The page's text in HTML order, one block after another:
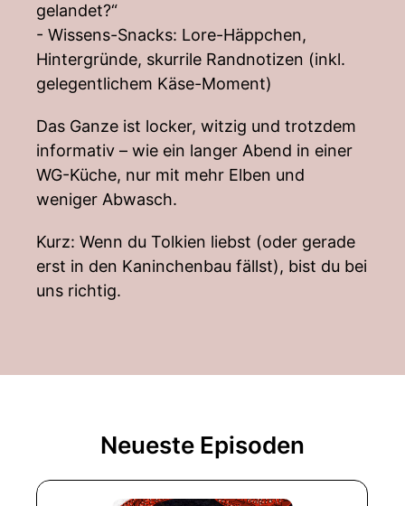
gelandet?“
- Wissens-Snacks: Lore-Häppchen,
Hintergründe, skurrile Randnotizen (inkl.
gelegentlichem Käse-Moment)
Das Ganze ist locker, witzig und trotzdem
informativ – wie ein langer Abend in einer
WG-Küche, nur mit mehr Elben und
weniger Abwasch.
Kurz: Wenn du Tolkien liebst (oder gerade
erst in den Kaninchenbau fällst), bist du bei
uns richtig.
Neueste Episoden